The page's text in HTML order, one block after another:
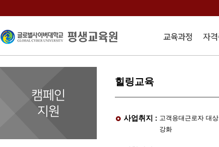
힐링교육
사업취지 : 고객응대근로자 대
강화